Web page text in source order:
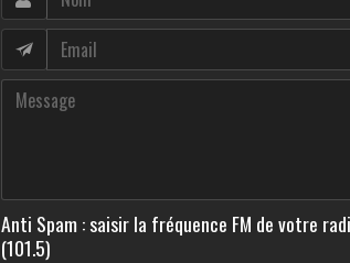
Anti Spam : saisir la fréquence FM de votre
(101.5)